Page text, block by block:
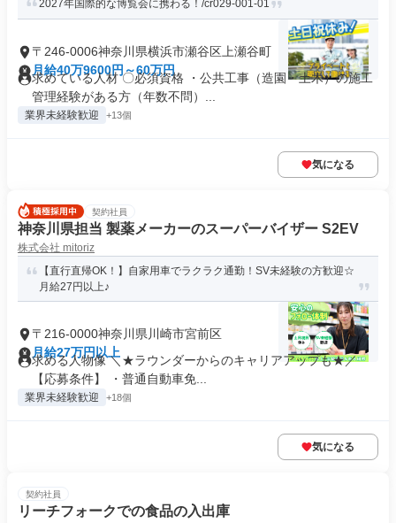
2027年国際的な博覧会に携わる！/cr029-001-01
〒246-0006神奈川県横浜市瀬谷区上瀬谷町
月給40万9600円～60万円
求めている人材 〇必須資格 ・公共工事（造園・土木）の施工
管理経験がある方（年数不問）...
業界未経験歓迎 +13個
気になる
契約社員
神奈川県担当 製薬メーカーのスーパーバイザー S2EV
株式会社 mitoriz
【直行直帰OK！】自家用車でラクラク通勤！SV未経験の方歓迎☆
月給27円以上♪
〒216-0000神奈川県川崎市宮前区
月給27万円以上
求める人物像 ＼★ラウンダーからのキャリアアップも★／
【応募条件】 ・普通自動車免...
業界未経験歓迎 +18個
気になる
契約社員
リーチフォークでの食品の入出庫